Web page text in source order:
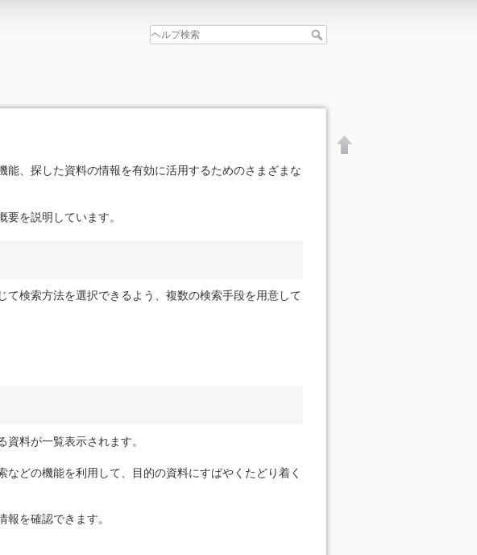
能、探した資料の情報を有効に活用するためのさまざまな
を説明しています。
検索方法を選択できるよう、複数の検索手段を用意して
料が一覧表示されます。
どの機能を利用して、目的の資料にすばやくたどり着く
を確認できます。